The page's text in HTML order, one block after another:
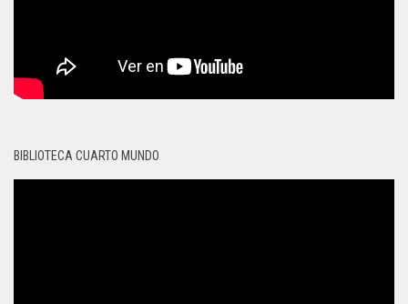
BIBLIOTECA CUARTO MUNDO